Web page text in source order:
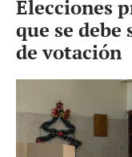
Elecciones
que se debe
de votación